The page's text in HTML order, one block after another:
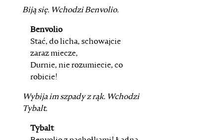
Biją się. WchodziBenvolio.
Benvolio
Stać, do licha, schowajcie
zaraz miecze,
Durnie, nie rozumiecie, co
robicie!
Wybija im szpady z rąk. Wchodzi
Tybalt.
Tybalt